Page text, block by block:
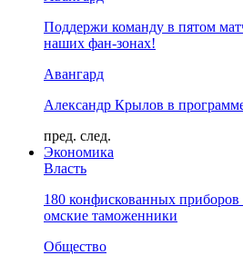
Поддержи команду в пятом
наших фан-зонах!
Авангард
Александр Крылов в
пред. след.
Экономика
Власть
180 конфискованных
омские таможенники
Общество